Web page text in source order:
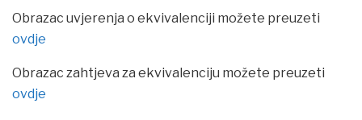
Obrazac uvjerenja o ekvivalenciji možete preuzeti
ovdje
Obrazac zahtjeva za ekvivalenciju možete preuzeti
ovdje